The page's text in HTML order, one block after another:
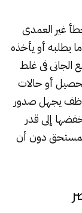
غير العمدى
يطلبه أو يأخذه
الجانى فى غلط
أو حالات
يجهل صدور
إلى قدر
دون أن